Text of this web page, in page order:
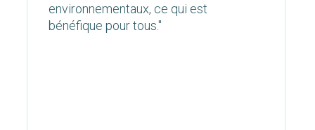
environnementaux, ce qui est
bénéfique pour tous."